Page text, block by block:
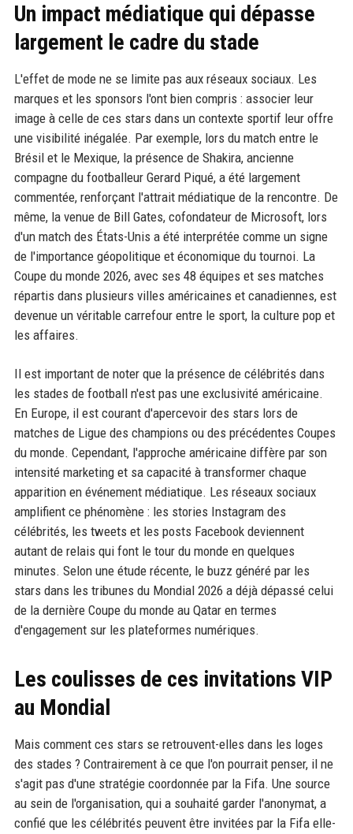
Un impact médiatique qui dépasse
largement le cadre du stade
L'effet de mode ne se limite pas aux réseaux sociaux. Les
marques et les sponsors l'ont bien compris : associer leur
image à celle de ces stars dans un contexte sportif leur offre
une visibilité inégalée. Par exemple, lors du match entre le
Brésil et le Mexique, la présence de Shakira, ancienne
compagne du footballeur Gerard Piqué, a été largement
commentée, renforçant l'attrait médiatique de la rencontre. De
même, la venue de Bill Gates, cofondateur de Microsoft, lors
d'un match des États-Unis a été interprétée comme un signe
de l'importance géopolitique et économique du tournoi. La
Coupe du monde 2026, avec ses 48 équipes et ses matches
répartis dans plusieurs villes américaines et canadiennes, est
devenue un véritable carrefour entre le sport, la culture pop et
les affaires.
Il est important de noter que la présence de célébrités dans
les stades de football n'est pas une exclusivité américaine.
En Europe, il est courant d'apercevoir des stars lors de
matches de Ligue des champions ou des précédentes Coupes
du monde. Cependant, l'approche américaine diffère par son
intensité marketing et sa capacité à transformer chaque
apparition en événement médiatique. Les réseaux sociaux
amplifient ce phénomène : les stories Instagram des
célébrités, les tweets et les posts Facebook deviennent
autant de relais qui font le tour du monde en quelques
minutes. Selon une étude récente, le buzz généré par les
stars dans les tribunes du Mondial 2026 a déjà dépassé celui
de la dernière Coupe du monde au Qatar en termes
d'engagement sur les plateformes numériques.
Les coulisses de ces invitations VIP
au Mondial
Mais comment ces stars se retrouvent-elles dans les loges
des stades ? Contrairement à ce que l'on pourrait penser, il ne
s'agit pas d'une stratégie coordonnée par la Fifa. Une source
au sein de l'organisation, qui a souhaité garder l'anonymat, a
confié que les célébrités peuvent être invitées par la Fifa elle-